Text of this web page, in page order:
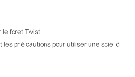
le foret Twist
les précautions pour utiliser une scie à